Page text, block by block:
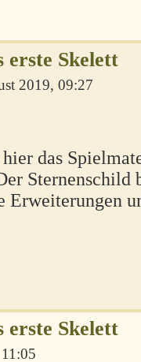
erste Skelett
2019, 09:27
das
Sternenschild
Erweiterungen
erste Skelett